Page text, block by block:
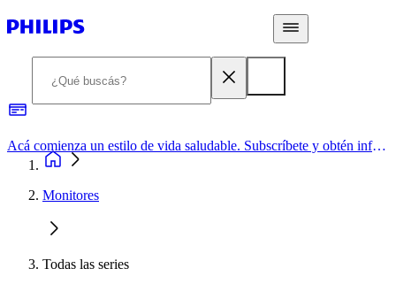
Acá comienza un estilo de vida saludable. Subscríbete y obtén información de primera mano
Monitores
Todas las series